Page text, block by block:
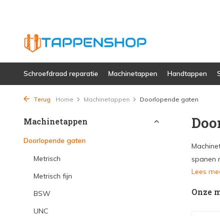
Schroefdraad reparatie Machinetappen Handtappen
Terug Home Machinetappen Doorlopende gaten
Machinetappen
Doorlopende gaten
Metrisch
Metrisch fijn
BSW
UNC
spanen
Lees
Onze